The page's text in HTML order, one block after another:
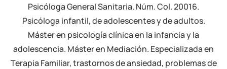
Psicóloga General Sanitaria. Núm. Col. 20016.
Psicóloga infantil, de adolescentes y de adultos.
Máster en psicología clínica en la infancia y la
adolescencia. Máster en Mediación. Especializada en
Terapia Familiar, trastornos de ansiedad, problemas de